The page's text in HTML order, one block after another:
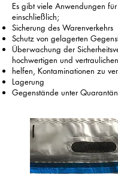
Es gibt viele Anwendungen für
einschließlich;
Sicherung des Warenverkehrs
Schutz von gelagerten
Überwachung der
hochwertigen und
helfen, Kontaminationen zu
Lagerung
Gegenstände unter